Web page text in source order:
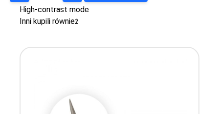
High-contrast mode
Inni kupili również